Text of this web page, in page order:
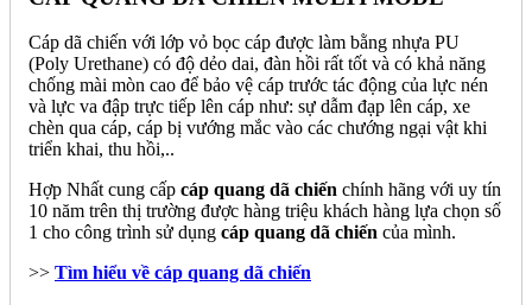
Cáp dã chiến với lớp vỏ bọc cáp được làm bằng nhựa PU
(Poly Urethane) có độ dẻo dai, đàn hồi rất tốt và có khả năng
chống mài mòn cao để bảo vệ cáp trước tác động của lực nén
và lực va đập trực tiếp lên cáp như: sự dẫm đạp lên cáp, xe
chèn qua cáp, cáp bị vướng mắc vào các chướng ngại vật khi
triển khai, thu hồi,..
Hợp Nhất cung cấp cáp quang dã chiến chính hãng với uy tín
10 năm trên thị trường được hàng triệu khách hàng lựa chọn số
1 cho công trình sử dụng cáp quang dã chiến của mình.
>> Tìm hiểu về cáp quang dã chiến